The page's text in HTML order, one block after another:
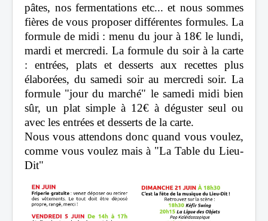
pâtes, nos fermentations etc... et nous sommes
fières de vous proposer différentes formules. La
formule de midi : menu du jour à 18€ le lundi,
mardi et mercredi. La formule du soir à la carte
: entrées, plats et desserts aux recettes plus
élaborées, du samedi soir au mercredi soir. La
formule "jour du marché" le samedi midi bien
sûr, un plat simple à 12€ à déguster seul ou
avec les entrées et desserts de la carte.
Nous vous attendons donc quand vous voulez,
comme vous voulez mais à "La Table du Lieu-
Dit"